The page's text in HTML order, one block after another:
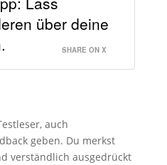
über deine
SHARE ON X
auch
geben. Du merkst
verständlich ausgedrückt